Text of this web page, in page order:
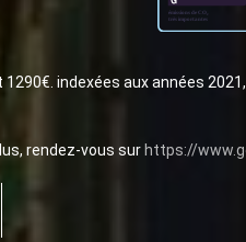
indexées aux années
rendez-vous sur https://